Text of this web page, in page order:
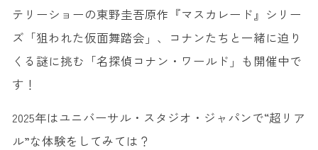
テリーショーの東野圭吾原作『マスカレード』シリー
ズ「狙われた仮面舞踏会」、コナンたちと一緒に迫り
くる謎に挑む「名探偵コナン・ワールド」も開催中で
す！
2025年はユニバーサル・スタジオ・ジャパンで“超リア
ル”な体験をしてみては？